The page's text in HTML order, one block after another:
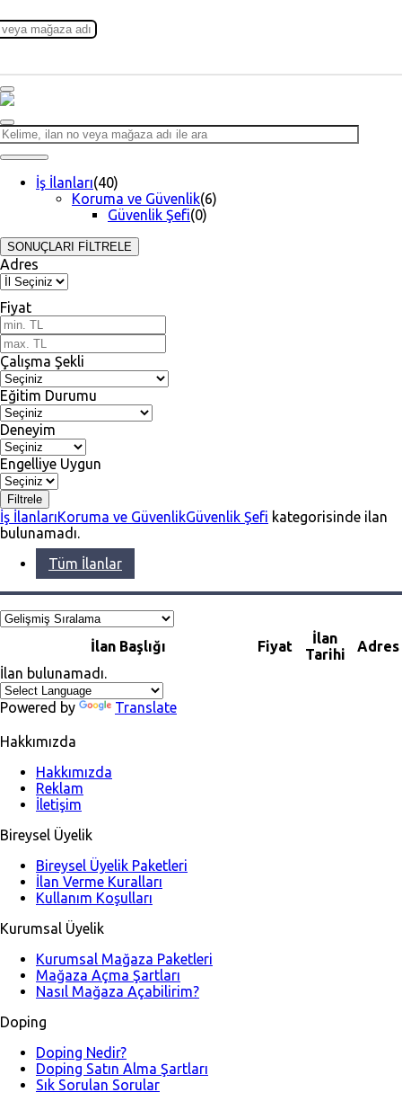
İş İlanları(40)
Koruma ve Güvenlik(6)
Güvenlik Şefi(0)
SONUÇLARI FİLTRELE
Adres
Fiyat
Çalışma Şekli
Eğitim Durumu
Deneyim
Engelliye Uygun
Filtrele
İş İlanlarıKoruma ve GüvenlikGüvenlik Şefi kategorisinde ilan
bulunamadı.
Tüm İlanlar
İlan Başlığı Fiyat
İlan
Tarihi
Adres
İlan bulunamadı.
Powered by Translate
Hakkımızda
Hakkımızda
Reklam
İletişim
Bireysel Üyelik
Bireysel Üyelik Paketleri
İlan Verme Kuralları
Kullanım Koşulları
Kurumsal Üyelik
Kurumsal Mağaza Paketleri
Mağaza Açma Şartları
Nasıl Mağaza Açabilirim?
Doping
Doping Nedir?
Doping Satın Alma Şartları
Sık Sorulan Sorular